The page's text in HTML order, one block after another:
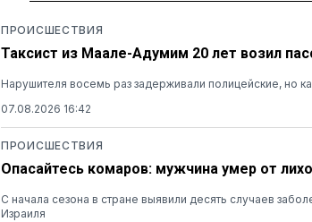
ПРОИСШЕСТВИЯ
Таксист из Маале-Адумим 20 лет возил
Нарушителя восемь раз задерживали полицейские, но
07.08.2026 16:42
ПРОИСШЕСТВИЯ
Опасайтесь комаров: мужчина умер от
С начала сезона в стране выявили десять случаев
Израиля